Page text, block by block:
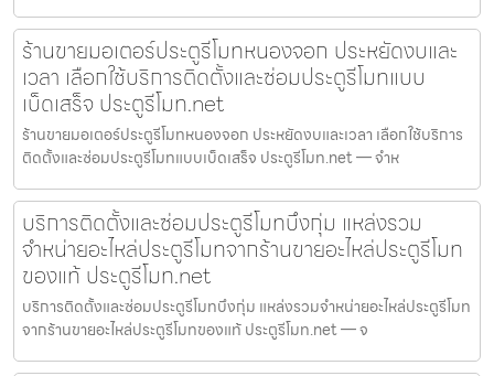
ร้านขายมอเตอร์ประตูรีโมทหนองจอก ประหยัดงบและ
เวลา เลือกใช้บริการติดตั้งและซ่อมประตูรีโมทแบบ
เบ็ดเสร็จ ประตูรีโมท.net
ร้านขายมอเตอร์ประตูรีโมทหนองจอก ประหยัดงบและเวลา เลือกใช้บริการ
ติดตั้งและซ่อมประตูรีโมทแบบเบ็ดเสร็จ ประตูรีโมท.net — จำห
บริการติดตั้งและซ่อมประตูรีโมทบึงกุ่ม แหล่งรวม
จำหน่ายอะไหล่ประตูรีโมทจากร้านขายอะไหล่ประตูรีโมท
ของแท้ ประตูรีโมท.net
บริการติดตั้งและซ่อมประตูรีโมทบึงกุ่ม แหล่งรวมจำหน่ายอะไหล่ประตูรีโมท
จากร้านขายอะไหล่ประตูรีโมทของแท้ ประตูรีโมท.net — จ